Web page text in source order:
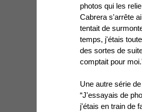
photos qui les
Cabrera s'arrête
tentait de
temps, j'étais
des sortes de
comptait pour
Une autre série
“J'essayais de
j'étais en train de